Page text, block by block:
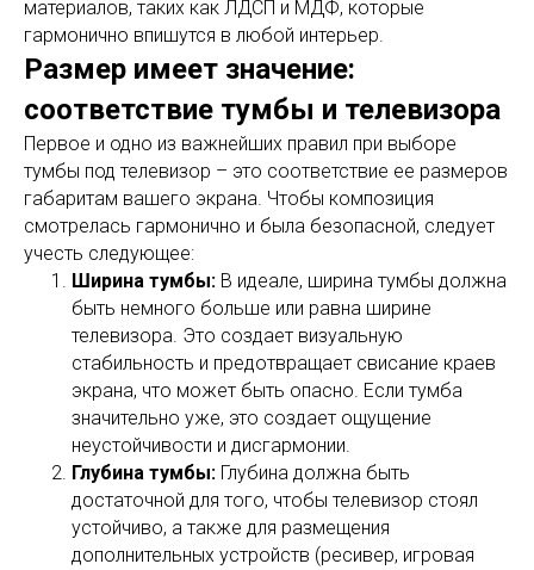
материалов, таких как ЛДСП и МДФ, которые
гармонично впишутся в любой интерьер.
Размер имеет значение:
соответствие тумбы и телевизора
Первое и одно из важнейших правил при выборе
тумбы под телевизор – это соответствие ее размеров
габаритам вашего экрана. Чтобы композиция
смотрелась гармонично и была безопасной, следует
учесть следующее:
Ширина тумбы: В идеале, ширина тумбы должна
быть немного больше или равна ширине
телевизора. Это создает визуальную
стабильность и предотвращает свисание краев
экрана, что может быть опасно. Если тумба
значительно уже, это создает ощущение
неустойчивости и дисгармонии.
Глубина тумбы: Глубина должна быть
достаточной для того, чтобы телевизор стоял
устойчиво, а также для размещения
дополнительных устройств (ресивер, игровая